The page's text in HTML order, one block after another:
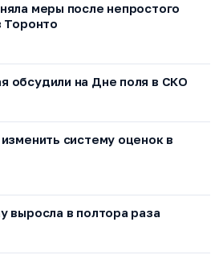
меры после непростого
Торонто
обсудили на Дне поля в СКО
систему оценок в
выросла в полтора раза